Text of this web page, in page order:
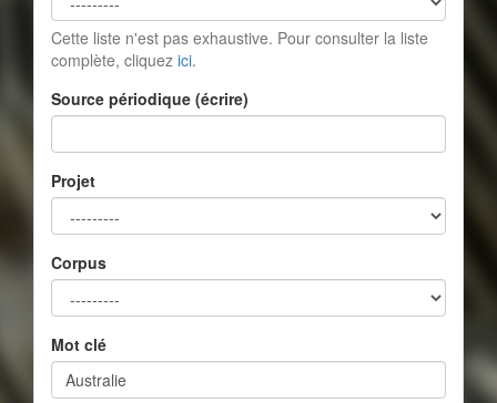
Cette liste n'est pas exhaustive. Pour consulter la liste
complète, cliquez ici.
Source périodique (écrire)
Projet
Corpus
Mot clé